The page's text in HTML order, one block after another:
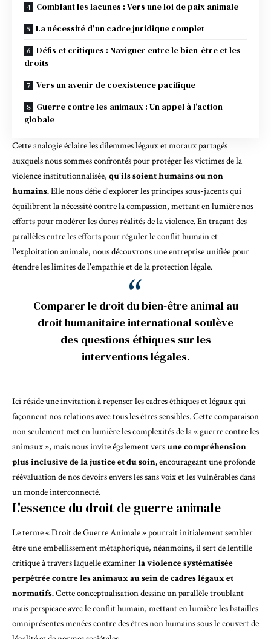
Comblant les lacunes : Vers une loi de paix animale
La nécessité d'un cadre juridique complet
Défis et critiques : Naviguer entre le bien-être et les
droits
Vers un avenir de coexistence pacifique
Guerre contre les animaux : Un appel à l'action
globale
Cette analogie éclaire les dilemmes légaux et moraux partagés
auxquels nous sommes confrontés pour protéger les victimes de la
violence institutionnalisée, qu'ils soient humains ou non
humains.Elle nous défie d'explorer les principes sous-jacents qui
équilibrent la nécessité contre la compassion, mettant en lumière nos
efforts pour modérer les dures réalités de la violence. En traçant des
parallèles entre les efforts pour réguler le conflit humain et
l'exploitation animale, nous découvrons une entreprise unifiée pour
étendre les limites de l'empathie et de la protection légale.
Comparer le droit du bien-être animal au
droit humanitaire international soulève
des questions éthiques sur les
interventions légales.
Ici réside une invitation à repenser les cadres éthiques et légaux qui
façonnent nos relations avec tous les êtres sensibles. Cette comparaison
non seulement met en lumière les complexités de la « guerre contre les
animaux », mais nous invite également versune compréhension
plus inclusive de la justice et du soin,encourageant une profonde
réévaluation de nos devoirs envers les sans voix et les vulnérables dans
un monde interconnecté.
L'essence du droit de guerre animale
Le terme « Droit de Guerre Animale » pourrait initialement sembler
être une embellissement métaphorique, néanmoins, il sert de lentille
critique à travers laquelle examinerla violence systématisée
perpétrée contre les animaux au sein de cadres légaux et
normatifs.Cette conceptualisation dessine un parallèle troublant
mais perspicace avec le conflit humain, mettant en lumière les batailles
omniprésentes menées contre des êtres non humains sous le couvert de